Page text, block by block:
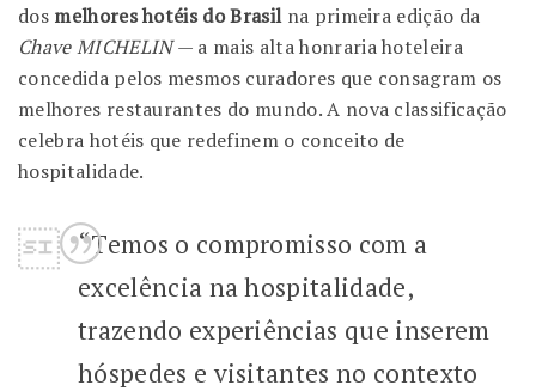
dos melhores hotéis do Brasilna primeira edição da
Chave MICHELIN— a mais alta honraria hoteleira
concedida pelos mesmos curadores que consagram os
melhores restaurantes do mundo. A nova classificação
celebra hotéis que redefinem o conceito de
hospitalidade.
“Temos o compromisso com a
excelência na hospitalidade,
trazendo experiências que inserem
hóspedes e visitantes no contexto